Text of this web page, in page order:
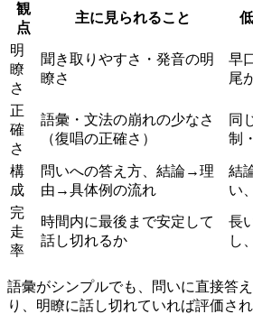
観
点
主に見られること
明
瞭
さ
聞き取りやすさ・発音の明
瞭さ
早
尾
正
確
さ
語彙・文法の崩れの少なさ
（復唱の正確さ）
同
制
構
成
問いへの答え方、結論→理
由→具体例の流れ
結
い
完
走
率
時間内に最後まで安定して
話し切れるか
長
し
語彙がシンプルでも、問いに直接答
り、明瞭に話し切れていれば評価さ